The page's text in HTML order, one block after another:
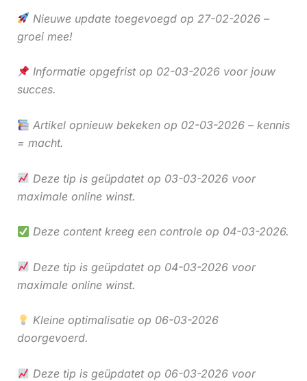
Nieuwe update toegevoegd op 27-02-2026 –
groei mee!
Informatie opgefrist op 02-03-2026 voor jouw
succes.
Artikel opnieuw bekeken op 02-03-2026 – kennis
= macht.
Deze tip is geüpdatet op 03-03-2026 voor
maximale online winst.
Deze content kreeg een controle op 04-03-2026.
Deze tip is geüpdatet op 04-03-2026 voor
maximale online winst.
Kleine optimalisatie op 06-03-2026
doorgevoerd.
Deze tip is geüpdatet op 06-03-2026 voor